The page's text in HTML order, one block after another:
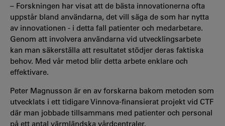
– Forskningen har visat att de bästa innovationerna ofta
uppstår bland användarna, det vill säga de som har nytta
av innovationen - i detta fall patienter och medarbetare.
Genom att involvera användarna vid utvecklingsarbete
kan man säkerställa att resultatet stödjer deras faktiska
behov. Med vår metod blir detta arbete enklare och
effektivare.
Peter Magnusson är en av forskarna bakom metoden som
utvecklats i ett tidigare Vinnova-finansierat projekt vid CTF
där man jobbade tillsammans med patienter och personal
på ett antal värmländska vårdcentraler.